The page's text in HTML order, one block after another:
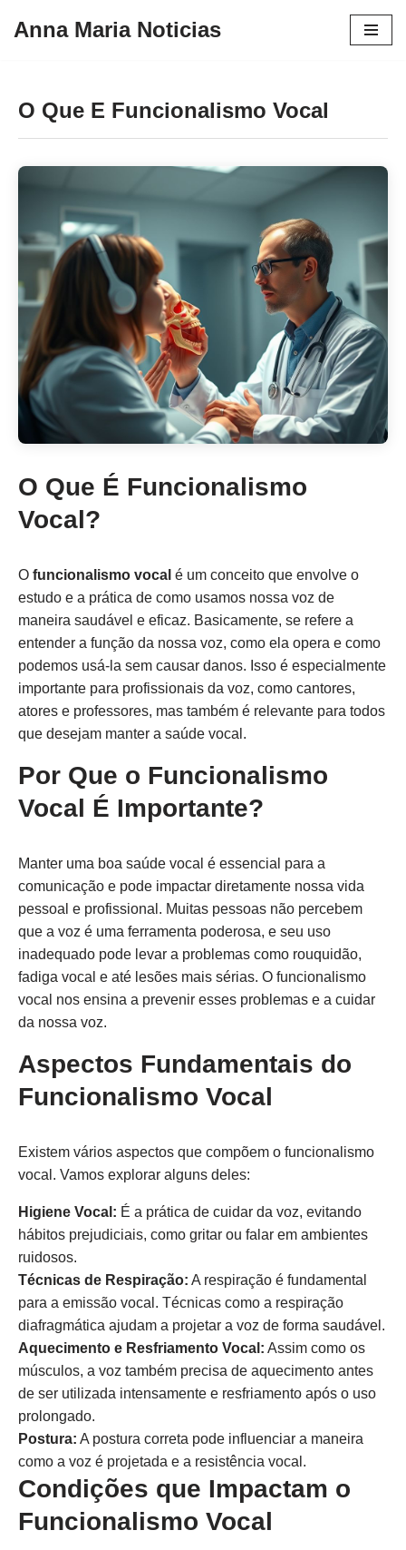
conteúdo
Anna Maria Noticias
O Que E Funcionalismo Vocal
O Que É Funcionalismo
Vocal?
O funcionalismo vocal é um conceito que envolve o
estudo e a prática de como usamos nossa voz de
maneira saudável e eficaz. Basicamente, se refere a
entender a função da nossa voz, como ela opera e como
podemos usá-la sem causar danos. Isso é especialmente
importante para profissionais da voz, como cantores,
atores e professores, mas também é relevante para todos
que desejam manter a saúde vocal.
Por Que o Funcionalismo
Vocal É Importante?
Manter uma boa saúde vocal é essencial para a
comunicação e pode impactar diretamente nossa vida
pessoal e profissional. Muitas pessoas não percebem
que a voz é uma ferramenta poderosa, e seu uso
inadequado pode levar a problemas como rouquidão,
fadiga vocal e até lesões mais sérias. O funcionalismo
vocal nos ensina a prevenir esses problemas e a cuidar
da nossa voz.
Aspectos Fundamentais do
Funcionalismo Vocal
Existem vários aspectos que compõem o funcionalismo
vocal. Vamos explorar alguns deles:
Higiene Vocal: É a prática de cuidar da voz, evitando
hábitos prejudiciais, como gritar ou falar em ambientes
ruidosos.
Técnicas de Respiração: A respiração é fundamental
para a emissão vocal. Técnicas como a respiração
diafragmática ajudam a projetar a voz de forma saudável.
Aquecimento e Resfriamento Vocal: Assim como os
músculos, a voz também precisa de aquecimento antes
de ser utilizada intensamente e resfriamento após o uso
prolongado.
Postura: A postura correta pode influenciar a maneira
como a voz é projetada e a resistência vocal.
Condições que Impactam o
Funcionalismo Vocal